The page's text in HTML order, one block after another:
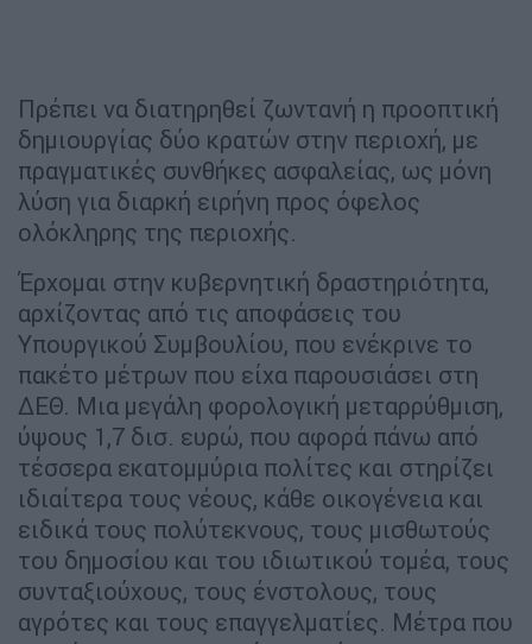
Πρέπει να διατηρηθεί ζωντανή η προοπτική
δημιουργίας δύο κρατών στην περιοχή, με
πραγματικές συνθήκες ασφαλείας, ως μόνη
λύση για διαρκή ειρήνη προς όφελος
ολόκληρης της περιοχής.
Έρχομαι στην κυβερνητική δραστηριότητα,
αρχίζοντας από τις αποφάσεις του
Υπουργικού Συμβουλίου, που ενέκρινε το
πακέτο μέτρων που είχα παρουσιάσει στη
ΔΕΘ. Μια μεγάλη φορολογική μεταρρύθμιση,
ύψους 1,7 δισ. ευρώ, που αφορά πάνω από
τέσσερα εκατομμύρια πολίτες και στηρίζει
ιδιαίτερα τους νέους, κάθε οικογένεια και
ειδικά τους πολύτεκνους, τους μισθωτούς
του δημοσίου και του ιδιωτικού τομέα, τους
συνταξιούχους, τους ένστολους, τους
αγρότες και τους επαγγελματίες. Μέτρα που